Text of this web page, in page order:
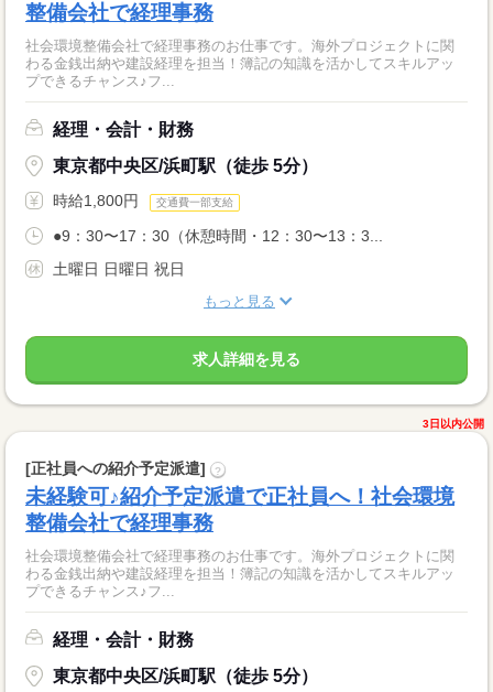
整備会社で経理事務
社会環境整備会社で経理事務のお仕事です。海外プロジェクトに関
わる金銭出納や建設経理を担当！簿記の知識を活かしてスキルアッ
プできるチャンス♪フ...
経理・会計・財務
東京都中央区/浜町駅（徒歩 5分）
時給1,800円 交通費一部支給
●9：30〜17：30（休憩時間・12：30〜13：3...
土曜日 日曜日 祝日
もっと見る
求人詳細を見る
3日以内公開
[正社員への紹介予定派遣] ?
未経験可♪紹介予定派遣で正社員へ！社会環境
整備会社で経理事務
社会環境整備会社で経理事務のお仕事です。海外プロジェクトに関
わる金銭出納や建設経理を担当！簿記の知識を活かしてスキルアッ
プできるチャンス♪フ...
経理・会計・財務
東京都中央区/浜町駅（徒歩 5分）